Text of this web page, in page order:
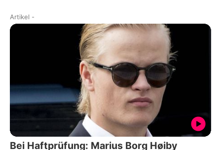
Artikel -
Bei Haftprüfung: Marius Borg Høiby